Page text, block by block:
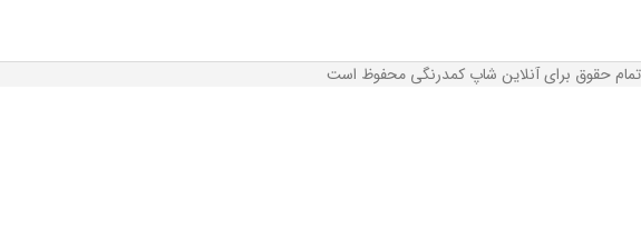
تمام حقوق برای آنلاین شاپ کمدرنگی محفوظ است